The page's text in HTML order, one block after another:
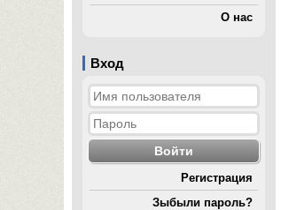
Вход
Регистрация
Зыбыли пароль?
О нас